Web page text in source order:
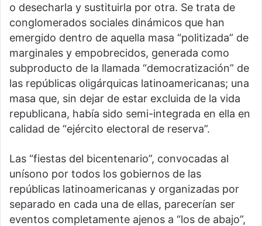
o desecharla y sustituirla por otra. Se trata de
conglomerados sociales dinámicos que han
emergido dentro de aquella masa “politizada” de
marginales y empobrecidos, generada como
subproducto de la llamada “democratización” de
las repúblicas oligárquicas latinoamericanas; una
masa que, sin dejar de estar excluida de la vida
republicana, había sido semi-integrada en ella en
calidad de “ejército electoral de reserva”.
Las “fiestas del bicentenario”, convocadas al
unísono por todos los gobiernos de las
repúblicas latinoamericanas y organizadas por
separado en cada una de ellas, parecerían ser
eventos completamente ajenos a “los de abajo”,